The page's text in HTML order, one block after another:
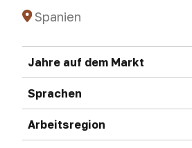
Spanien
Jahre auf dem Markt
Sprachen
Arbeitsregion